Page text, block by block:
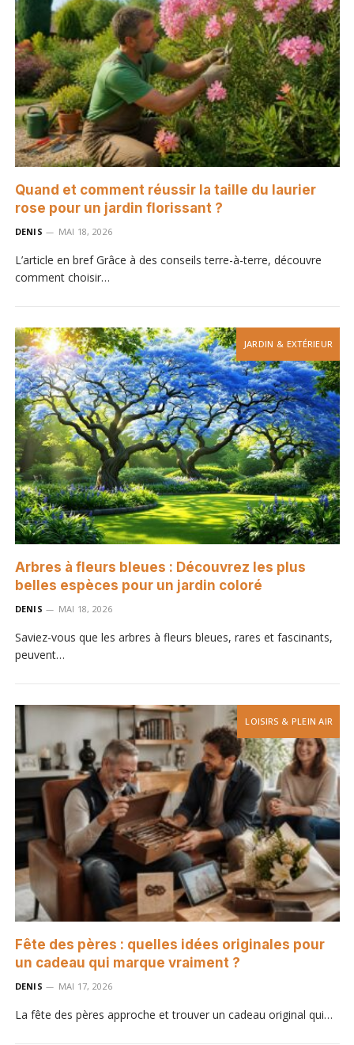
Quand et comment réussir la taille du laurier
rose pour un jardin florissant ?
DENIS MAI 18, 2026
L’article en bref Grâce à des conseils terre-à-terre, découvre
comment choisir…
JARDIN & EXTÉRIEUR
Arbres à fleurs bleues : Découvrez les plus
belles espèces pour un jardin coloré
DENIS MAI 18, 2026
Saviez-vous que les arbres à fleurs bleues, rares et fascinants,
peuvent…
LOISIRS & PLEIN AIR
Fête des pères : quelles idées originales pour
un cadeau qui marque vraiment ?
DENIS MAI 17, 2026
La fête des pères approche et trouver un cadeau original qui…